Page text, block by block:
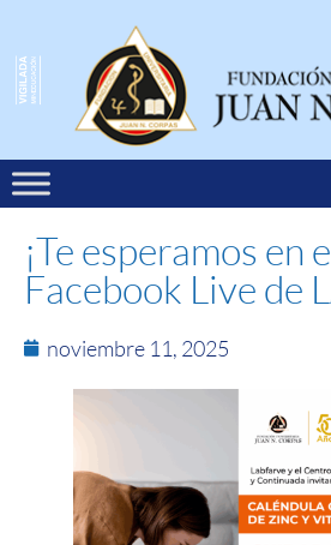
¡Te esperamos en
Facebook Live de
noviembre 11, 2025